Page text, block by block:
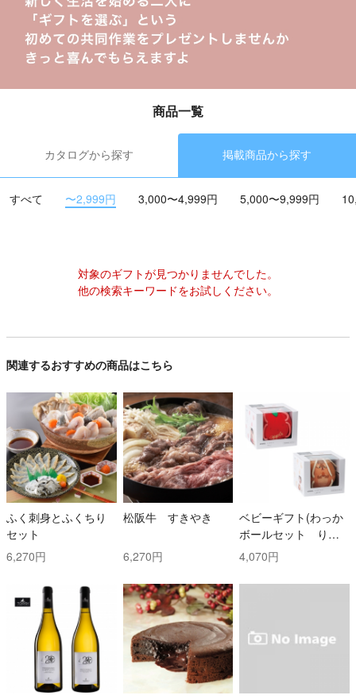
商品一覧
カタログから探す 掲載商品から探す
すべて 〜2,999円 3,000〜4,999円 5,000〜9,999円
対象のギフトが見つかりませんでした。
他の検索キーワードをお試しください。
関連するおすすめの商品はこちら
ふく刺身とふくちり
セット
6,270円
松阪牛 すきやき
6,270円
ベビーギフト(わっか
ボールセット りん
ご・しまりす)
4,070円